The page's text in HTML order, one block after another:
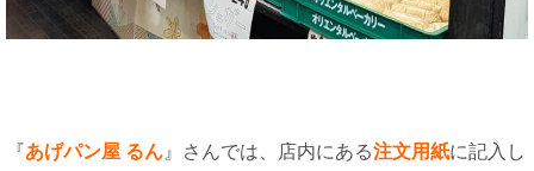
『あげパン屋 るん 』さんでは、店内にある注文用紙に記入し